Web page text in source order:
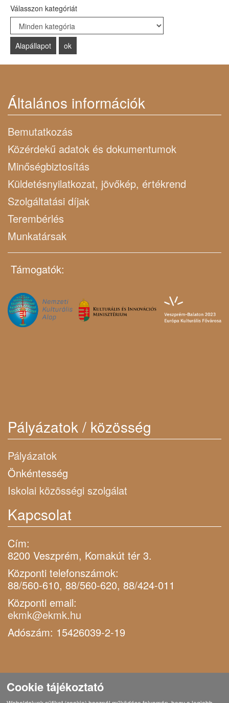
Válasszon kategóriát
Select a Category to filter list
Általános információk
Bemutatkozás
Közérdekű adatok és dokumentumok
Minőségbiztosítás
Küldetésnyilatkozat, jövőkép, értékrend
Szolgáltatási díjak
Terembérlés
Munkatársak
Támogatók:
Pályázatok / közösség
Pályázatok
Önkéntesség
Iskolai közösségi szolgálat
Kapcsolat
Cím:
8200 Veszprém, Komakút tér 3.
Központi telefonszámok:
88/560-610, 88/560-620, 88/424-011
Központi email:
ekmk@ekmk.hu
Adószám: 15426039-2-19
Cookie tájékoztató